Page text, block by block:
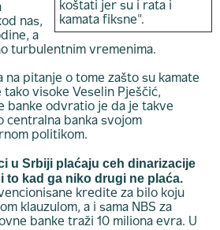
koštati jer su i rata i
kamata fiksne".
nas,
a
turbulentnim vremenima.
na pitanje o tome zašto su kamate
tako visoke Veselin Pješčić,
banke odvratio je da je takve
centralna banka svojom
politikom.
u Srbiji plaćaju ceh dinarizacije
to kad ga niko drugi ne plaća.
kredite za bilo koju
klauzulom, a i sama NBS za
banke traži 10 miliona evra. U